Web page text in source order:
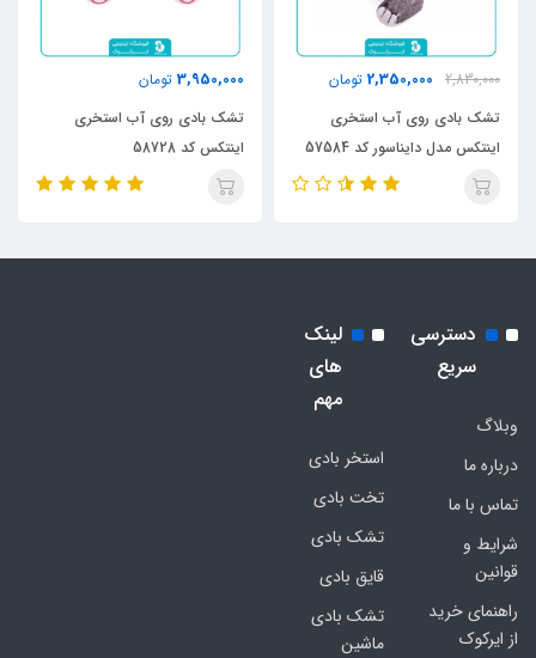
2,830,000
2,350,000 تومان
تشک بادی روی آب استخری
اینتکس مدل دایناسور کد 57584
3,950,000 تومان
تشک بادی روی آب استخری
اینتکس کد 58728
دسترسی
سریع
وبلاگ
درباره ما
تماس با ما
شرایط و
قوانین
راهنمای خرید
از ایرکوک
لینک
های
مهم
استخر بادی
تخت بادی
تشک بادی
قایق بادی
تشک بادی
ماشین